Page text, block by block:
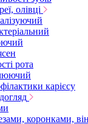
олівці
рота
карієсу
коронками,